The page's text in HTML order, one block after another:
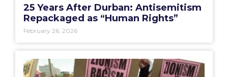
25 Years After Durban: Antisemitism
Repackaged as “Human Rights”
February 26, 2026